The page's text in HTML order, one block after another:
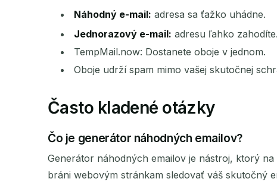
Náhodný e-mail: adresa sa ťažko uhádne.
Jednorazový e-mail: adresu ľahko zahodíte.
TempMail.now: Dostanete oboje v jednom.
Oboje udrží spam mimo vašej skutočnej
Často kladené otázky
Čo je generátor náhodných emailov?
Generátor náhodných emailov je nástroj, ktorý
bráni webovým stránkam sledovať váš skutočný